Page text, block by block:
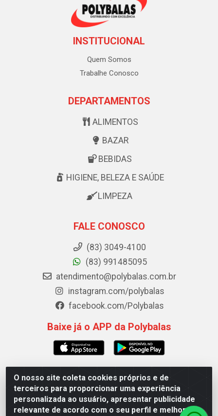
O nosso site coleta cookies próprios e de
terceiros para proporcionar uma experiência
personalizada ao usuário, apresentar publicidade
relevante de acordo com o seu perfil e melhorar a
INSTITUCIONAL
Quem Somos
Trabalhe Conosco
DEPARTAMENTOS
ALIMENTOS
BAZAR
BEBIDAS
HIGIENE, BELEZA E SAÚDE
LIMPEZA
FALE CONOSCO
(83) 3049-4100
(83) 991485095
atendimento@polybalas.com.br
instagram.com/polybalas
facebook.com/Polybalas
Baixe já o APP da Polybalas
Polybalas - Rua João Miguel de Souza, 173 Galpão B -
Ernesto Geisel, João Pessoa/PB - CEP 58.075-075 - CNPJ
00.909.327/0002-61